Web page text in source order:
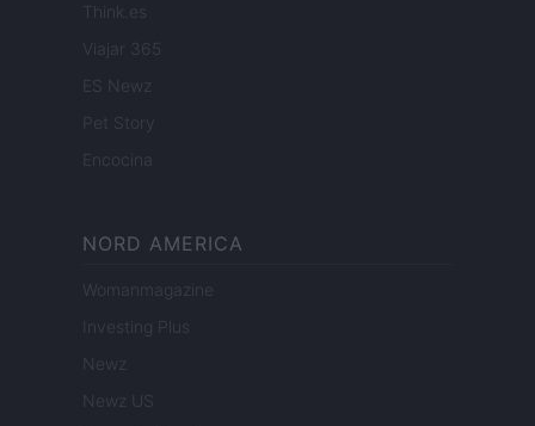
Think.es
Viajar 365
ES Newz
Pet Story
Encocina
NORD AMERICA
Womanmagazine
Investing Plus
Newz
Newz US